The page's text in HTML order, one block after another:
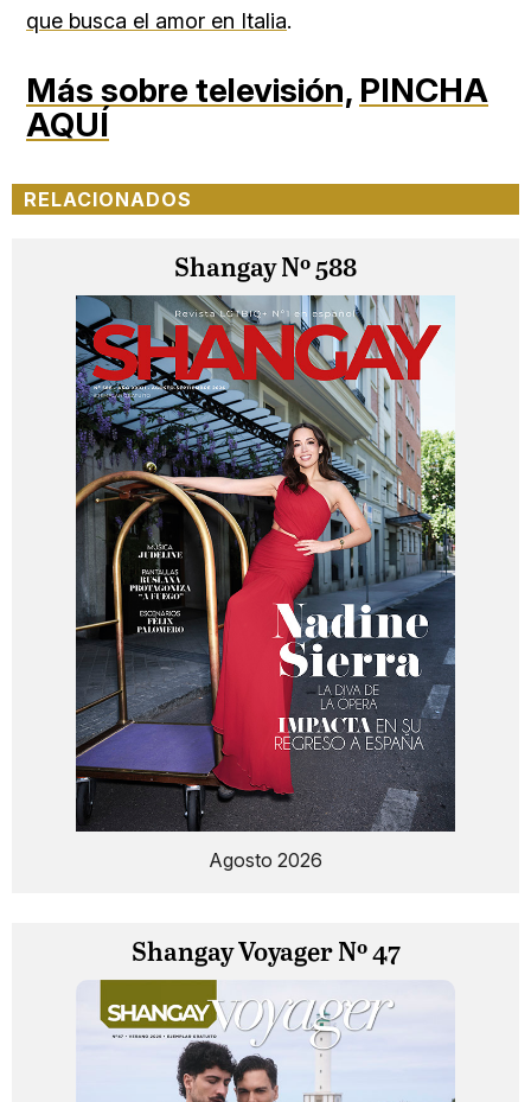
que busca el amor en Italia.
Más sobre televisión, PINCHA
AQUÍ
RELACIONADOS
Shangay Nº 588
Agosto 2026
Shangay Voyager Nº 47